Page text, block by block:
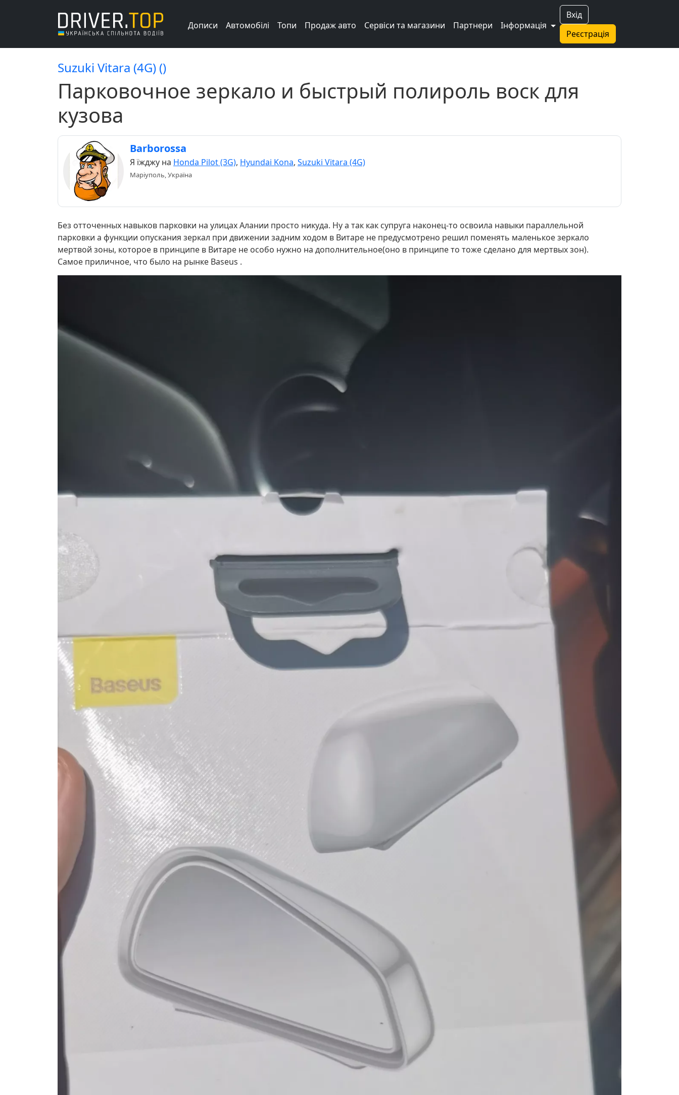
Вхід
Реєстрація
Дописи Автомобілі Топи Продаж авто Сервіси та магазини Партнери Інформація
Suzuki Vitara (4G) ()
Парковочное зеркало и быстрый полироль воск для
кузова
Barborossa
Я їжджу на Honda Pilot (3G), Hyundai Kona, Suzuki Vitara (4G)
Маріуполь, Україна
Без отточенных навыков парковки на улицах Алании просто никуда. Ну а так как супруга наконец-то освоила навыки параллельной
парковки а функции опускания зеркал при движении задним ходом в Витаре не предусмотрено решил поменять маленькое зеркало
мертвой зоны, которое в принципе в Витаре не особо нужно на дополнительное(оно в принципе то тоже сделано для мертвых зон).
Самое приличное, что было на рынке Baseus .